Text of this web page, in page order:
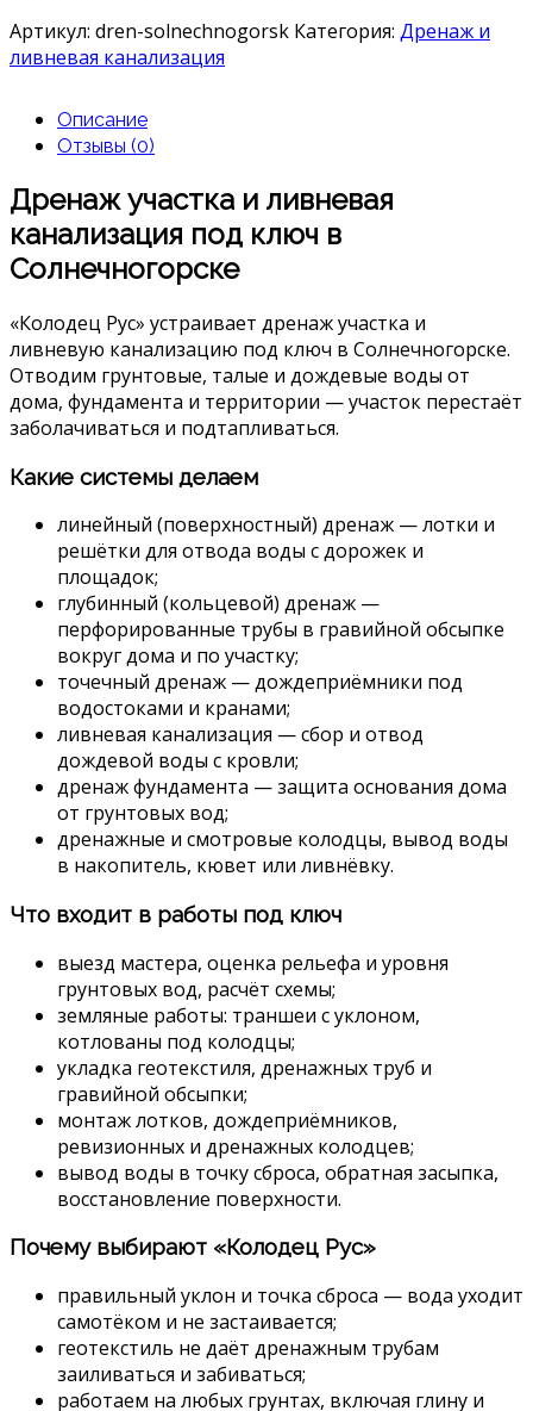
Артикул: dren-solnechnogorsk Категория: Дренаж и
ливневая канализация
Описание
Отзывы (0)
Дренаж участка и ливневая
канализация под ключ в
Солнечногорске
«Колодец Рус» устраивает дренаж участка и
ливневую канализацию под ключ в Солнечногорске.
Отводим грунтовые, талые и дождевые воды от
дома, фундамента и территории — участок перестаёт
заболачиваться и подтапливаться.
Какие системы делаем
линейный (поверхностный) дренаж — лотки и
решётки для отвода воды с дорожек и
площадок;
глубинный (кольцевой) дренаж —
перфорированные трубы в гравийной обсыпке
вокруг дома и по участку;
точечный дренаж — дождеприёмники под
водостоками и кранами;
ливневая канализация — сбор и отвод
дождевой воды с кровли;
дренаж фундамента — защита основания дома
от грунтовых вод;
дренажные и смотровые колодцы, вывод воды
в накопитель, кювет или ливнёвку.
Что входит в работы под ключ
выезд мастера, оценка рельефа и уровня
грунтовых вод, расчёт схемы;
земляные работы: траншеи с уклоном,
котлованы под колодцы;
укладка геотекстиля, дренажных труб и
гравийной обсыпки;
монтаж лотков, дождеприёмников,
ревизионных и дренажных колодцев;
вывод воды в точку сброса, обратная засыпка,
восстановление поверхности.
Почему выбирают «Колодец Рус»
правильный уклон и точка сброса — вода уходит
самотёком и не застаивается;
геотекстиль не даёт дренажным трубам
заиливаться и забиваться;
работаем на любых грунтах, включая глину и